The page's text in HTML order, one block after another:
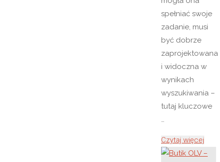
spełniać swoje
zadanie, musi
być dobrze
zaprojektowana
i widoczna w
wynikach
wyszukiwania –
tutaj kluczowe
…
Czytaj więcej